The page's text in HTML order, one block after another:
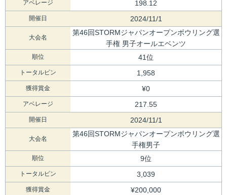
アベレージ 198.12
開催日 2024/11/1
大会名
第46回STORMジャパンオープンボウリング選
手権 男子オールエベンツ
順位 41位
トータルピン 1,958
獲得賞金 ¥0
アベレージ 217.55
開催日 2024/11/1
大会名
第46回STORMジャパンオープンボウリング選
手権男子
順位 9位
トータルピン 3,039
獲得賞金 ¥200,000